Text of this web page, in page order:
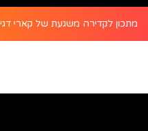
מתכון לקדירה משגעת של קארי